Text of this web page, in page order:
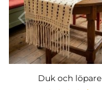
Duk och löpare